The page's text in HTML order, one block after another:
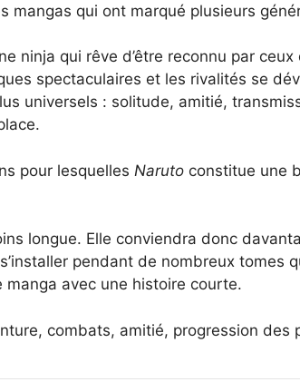
mangas qui ont marqué plusieurs
ninja qui rêve d’être reconnu par
spectaculaires et les rivalités se
universels : solitude, amitié,
pour lesquelles Naruto constitue une
longue. Elle conviendra donc
pendant de nombreux tomes
manga avec une histoire courte.
combats, amitié, progression des